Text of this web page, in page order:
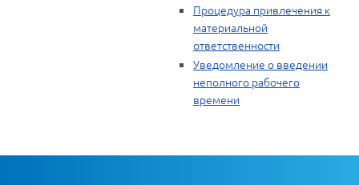
Процедура привлечения к
материальной
ответственности
Уведомление о введении
неполного рабочего
времени